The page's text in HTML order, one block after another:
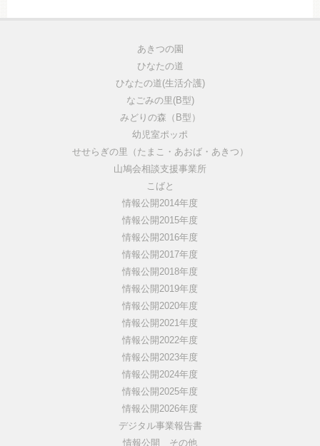
あきつの園
ひなたの道
ひなたの道(生活介護)
なごみの里(B型)
みどりの森（B型）
幼児室ポッポ
せせらぎの里（たまこ・あおば・あきつ）
山鳩会相談支援事業所
こばと
情報公開2014年度
情報公開2015年度
情報公開2016年度
情報公開2017年度
情報公開2018年度
情報公開2019年度
情報公開2020年度
情報公開2021年度
情報公開2022年度
情報公開2023年度
情報公開2024年度
情報公開2025年度
情報公開2026年度
デジタル事業報告書
情報公開 その他